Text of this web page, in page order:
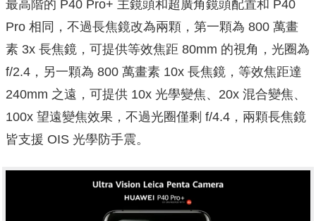
最高階的 P40 Pro+ 主鏡頭和超廣角鏡頭配置和 P40
Pro 相同，不過長焦鏡改為兩顆，第一顆為 800 萬畫
素 3x 長焦鏡，可提供等效焦距 80mm 的視角，光圈為
f/2.4，另一顆為 800 萬畫素 10x 長焦鏡，等效焦距達
240mm 之遠，可提供 10x 光學變焦、20x 混合變焦、
100x 望遠變焦效果，不過光圈僅剩 f/4.4，兩顆長焦鏡
皆支援 OIS 光學防手震。